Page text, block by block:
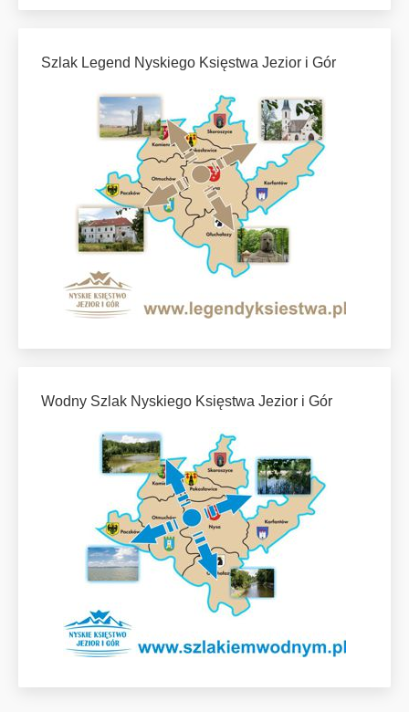
Szlak Legend Nyskiego Księstwa Jezior i Gór
Wodny Szlak Nyskiego Księstwa Jezior i Gór